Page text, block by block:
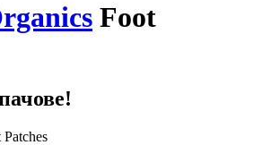
Foot